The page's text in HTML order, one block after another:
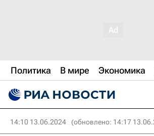
Политика В мире Экономика
14:10 13.06.2024 (обновлено: 14:17